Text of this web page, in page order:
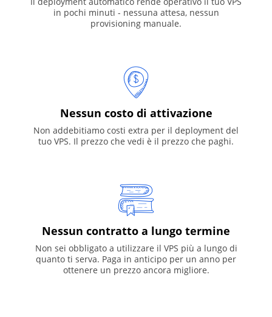
in pochi minuti - nessuna attesa, nessun
provisioning manuale.
Nessun costo di attivazione
Non addebitiamo costi extra per il deployment del
tuo VPS. Il prezzo che vedi è il prezzo che paghi.
Nessun contratto a lungo termine
Non sei obbligato a utilizzare il VPS più a lungo di
quanto ti serva. Paga in anticipo per un anno per
ottenere un prezzo ancora migliore.